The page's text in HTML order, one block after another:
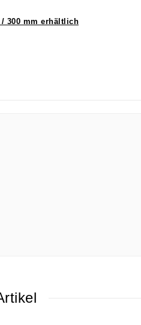
300 mm erhältlich